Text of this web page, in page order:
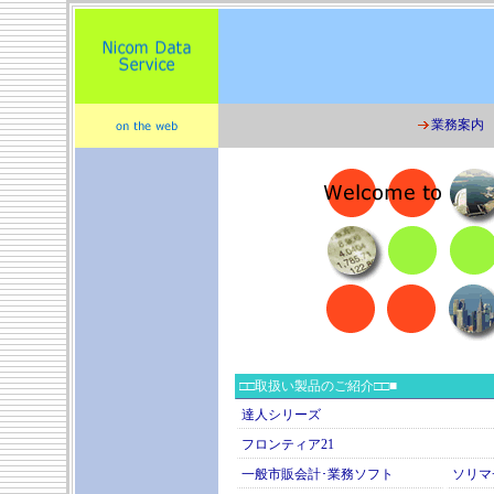
業務案内
□□取扱い製品のご紹介□□■
達人シリーズ
フロンティア21
一般市販会計･業務ソフト
ソリ